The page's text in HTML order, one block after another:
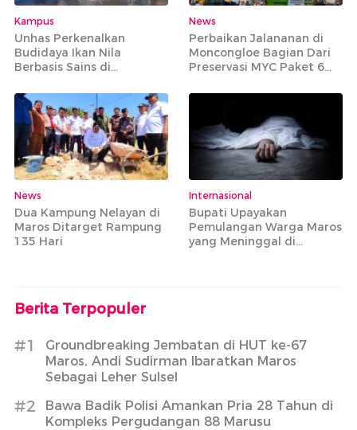
Kampus
Unhas Perkenalkan
Budidaya Ikan Nila
Berbasis Sains di
News
Perbaikan Jalananan di
Moncongloe Bagian Dari
Preservasi MYC Paket 6
Jalan Strategis
News
Dua Kampung Nelayan di
Maros Ditarget Rampung
135 Hari
Internasional
Bupati Upayakan
Pemulangan Warga Maros
yang Meninggal di
Berita Terpopuler
#1
Groundbreaking Jembatan di HUT ke-67
Maros, Andi Sudirman Ibaratkan Maros
Sebagai Leher Sulsel
#2
Bawa Badik Polisi Amankan Pria 28 Tahun di
Kompleks Pergudangan 88 Marusu